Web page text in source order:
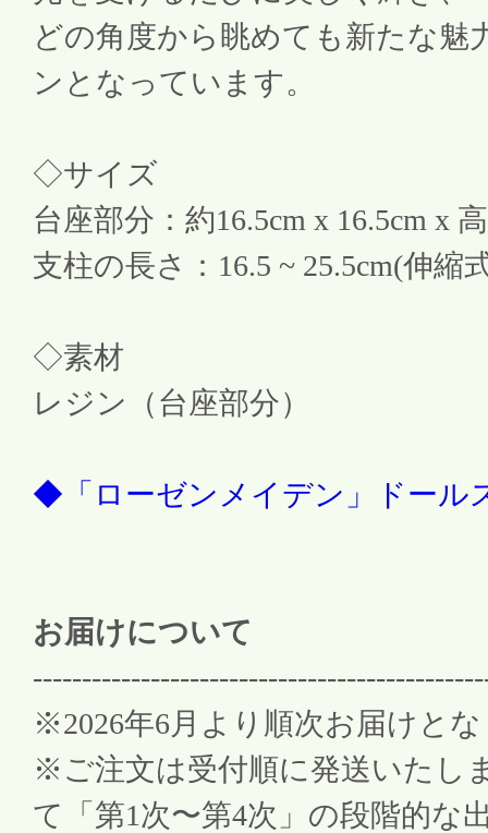
どの角度から眺めても新たな魅
ンとなっています。
◇サイズ
台座部分：約16.5cm x 16.5cm x
支柱の長さ：16.5 ~ 25.5cm(伸縮
◇素材
レジン（台座部分）
◆「ローゼンメイデン」ドール
お届けについて
※2026年6月より順次お届けと
※ご注文は受付順に発送いたし
て「第1次〜第4次」の段階的な